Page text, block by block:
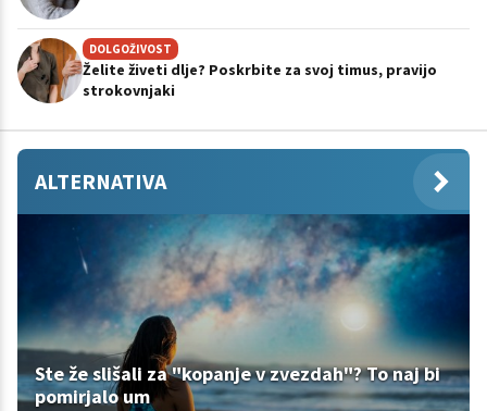
DOLGOŽIVOST
Želite živeti dlje? Poskrbite za svoj timus, pravijo
strokovnjaki
ALTERNATIVA
Ste že slišali za "kopanje v zvezdah"? To naj bi
pomirjalo um